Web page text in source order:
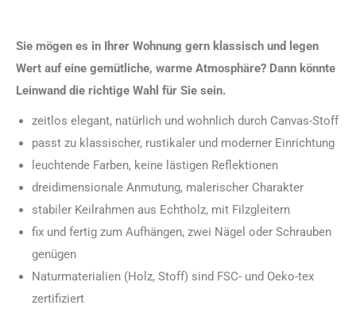
Sie mögen es in Ihrer Wohnung gern klassisch und legen
Wert auf eine gemütliche, warme Atmosphäre? Dann könnte
Leinwand die richtige Wahl für Sie sein.
zeitlos elegant, natürlich und wohnlich durch Canvas-Stoff
passt zu klassischer, rustikaler und moderner Einrichtung
leuchtende Farben, keine lästigen Reflektionen
dreidimensionale Anmutung, malerischer Charakter
stabiler Keilrahmen aus Echtholz, mit Filzgleitern
fix und fertig zum Aufhängen, zwei Nägel oder Schrauben
genügen
Naturmaterialien (Holz, Stoff) sind FSC- und Oeko-tex
zertifiziert